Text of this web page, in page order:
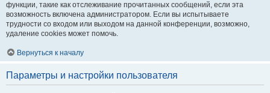
функции, такие как отслеживание прочитанных сообщений, если эта
возможность включена администратором. Если вы испытываете
трудности со входом или выходом на данной конференции, возможно,
удаление cookies может помочь.
Вернуться к началу
Параметры и настройки пользователя